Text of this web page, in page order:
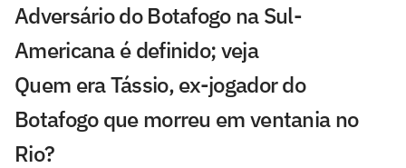
Adversário do Botafogo na Sul-
Americana é definido; veja
Quem era Tássio, ex-jogador do
Botafogo que morreu em ventania no
Rio?